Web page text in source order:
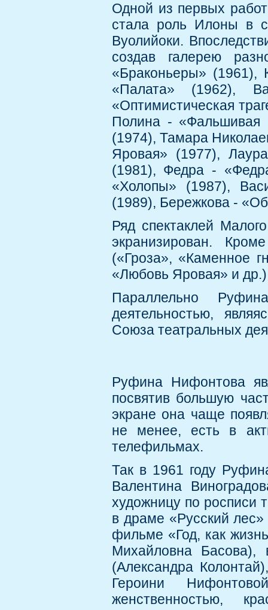
Одной из первых
стала роль Илоны в
Вуолийоки.
создав галерею
«Браконьеры» (1961),
«Палата» (1962),
«Оптимистическая
Полина - «Фальшивая
(1974), Тамара
Яровая» (1977),
(1981), Федра -
«Холопы» (1987),
(1989), Бережкова -
Ряд спектаклей
экранизирован.
(«Гроза», «Каменное
«Любовь Яровая» и
Параллельно
деятельностью,
Союза театральных
Руфина Нифонтова
посвятив большую
экране она чаще
не менее, есть в
телефильмах.
Так в 1961 году
Валентина
художницу по росписи
в драме «Русский
фильме «Год, как
Михайловна Басова),
(Александра
Героини
женственностью,